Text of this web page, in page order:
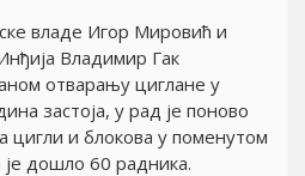
владе Игор Мировић и
Владимир Гак
отварању циглане у
застоја, у рад je поново
цигли и блокова у поменутом
дошло 60 радника.